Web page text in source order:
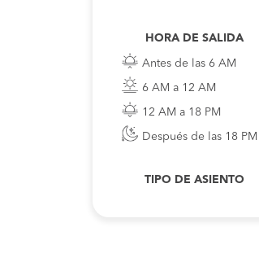
HORA DE SALIDA
Antes de las 6 AM
6 AM a 12 AM
12 AM a 18 PM
Después de las 18 PM
TIPO DE ASIENTO